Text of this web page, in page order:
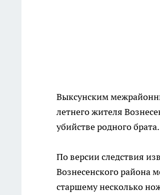
Выксунским
летнего жителя
убийстве родного
По версии следствия
Вознесенского района
старшему несколько